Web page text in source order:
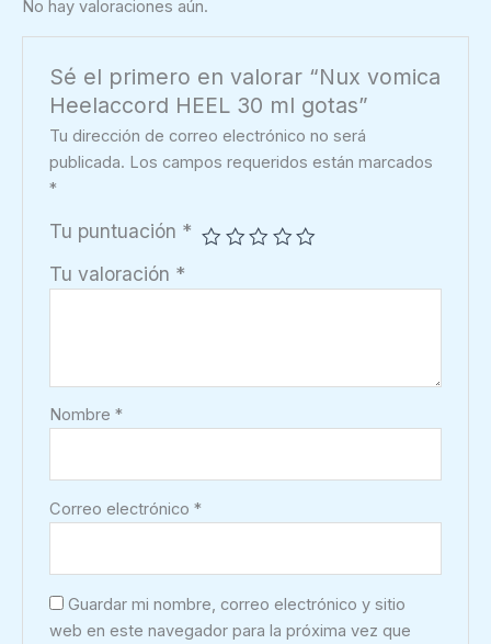
No hay valoraciones aún.
Sé el primero en valorar “Nux vomica
Heelaccord HEEL 30 ml gotas”
Tu dirección de correo electrónico no será
publicada. Los campos requeridos están marcados
*
Tu puntuación *
Tu valoración *
Nombre*
Correo electrónico*
Guardar mi nombre, correo electrónico y sitio
web en este navegador para la próxima vez que